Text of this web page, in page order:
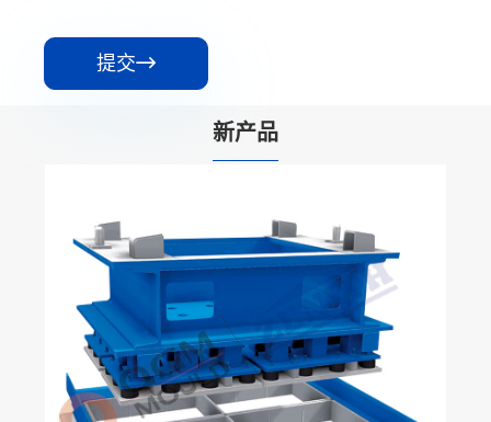
提交
新产品